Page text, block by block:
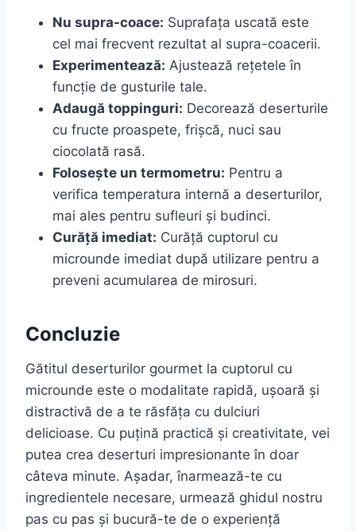
Nu supra-coace: Suprafața uscată este
cel mai frecvent rezultat al supra-coacerii.
Experimentează: Ajustează rețetele în
funcție de gusturile tale.
Adaugă toppinguri: Decorează deserturile
cu fructe proaspete, frișcă, nuci sau
ciocolată rasă.
Folosește un termometru: Pentru a
verifica temperatura internă a deserturilor,
mai ales pentru sufleuri și budinci.
Curăță imediat: Curăță cuptorul cu
microunde imediat după utilizare pentru a
preveni acumularea de mirosuri.
Concluzie
Gătitul deserturilor gourmet la cuptorul cu
microunde este o modalitate rapidă, ușoară și
distractivă de a te răsfăța cu dulciuri
delicioase. Cu puțină practică și creativitate, vei
putea crea deserturi impresionante în doar
câteva minute. Așadar, înarmează-te cu
ingredientele necesare, urmează ghidul nostru
pas cu pas și bucură-te de o experiență